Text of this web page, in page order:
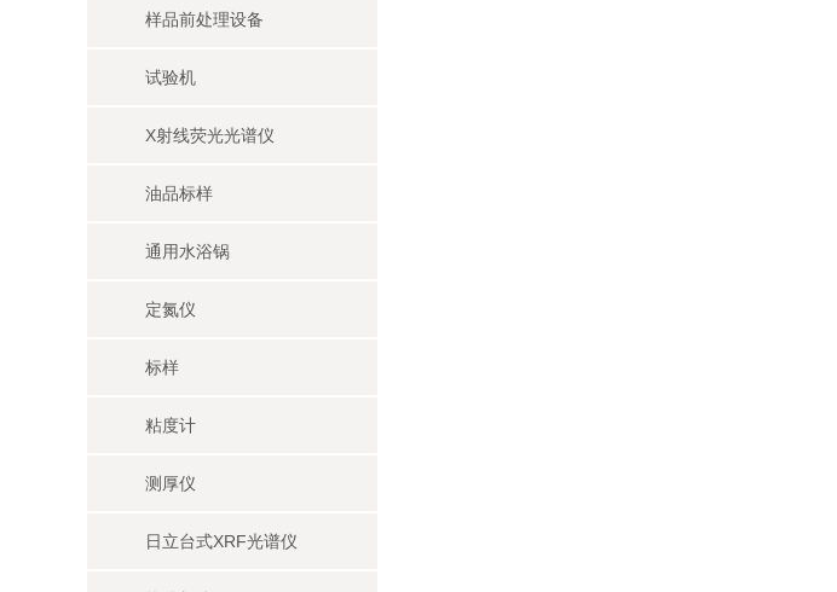
样品前处理设备
试验机
X射线荧光光谱仪
油品标样
通用水浴锅
定氮仪
标样
粘度计
测厚仪
日立台式XRF光谱仪